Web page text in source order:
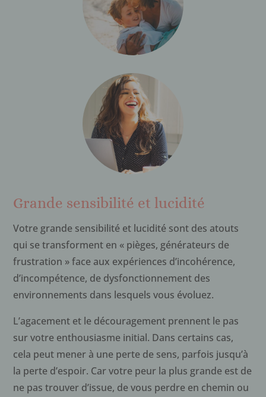
Grande sensibilité et lucidité
Votre grande sensibilité et lucidité sont des atouts
qui se transforment en « pièges, générateurs de
frustration » face aux expériences d’incohérence,
d’incompétence, de dysfonctionnement des
environnements dans lesquels vous évoluez.
L’agacement et le découragement prennent le pas
sur votre enthousiasme initial. Dans certains cas,
cela peut mener à une perte de sens, parfois jusqu’à
la perte d’espoir. Car votre peur la plus grande est de
ne pas trouver d’issue, de vous perdre en chemin ou